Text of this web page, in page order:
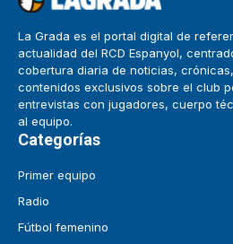
La Grada es el portal digital de
actualidad del RCD Espanyol,
cobertura diaria de noticias,
contenidos exclusivos sobre el club
entrevistas con jugadores, cuerpo
al equipo.
Categorías
Primer equipo
Radio
Fútbol femenino